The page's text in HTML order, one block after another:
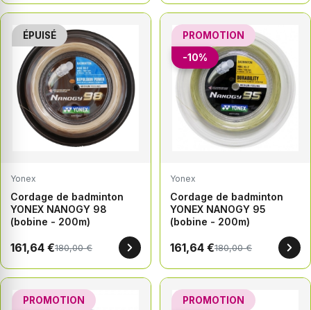
ÉPUISÉ
Yonex
Cordage de badminton
YONEX NANOGY 98
(bobine - 200m)
161,64 €180,00 €
PROMOTION
-10%
Yonex
Cordage de badminton
YONEX NANOGY 95
(bobine - 200m)
161,64 €180,00 €
PROMOTION
PROMOTION